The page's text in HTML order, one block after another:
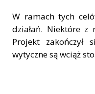
W ramach tych
działań. Niektóre z
Projekt zakończył
wytyczne są wciąż